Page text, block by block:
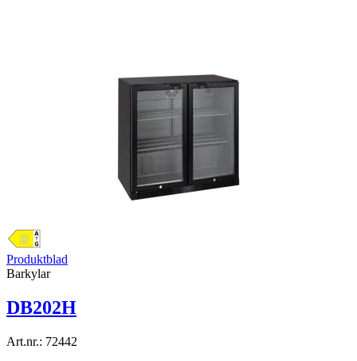
Produktblad
Barkylar
DB202H
Art.nr.: 72442